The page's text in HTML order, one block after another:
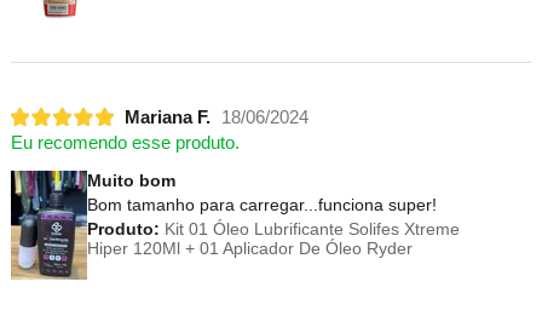
Mariana F.
18/06/2024
Eu recomendo esse produto.
Muito bom
Bom tamanho para carregar...funciona super!
Produto: Kit 01 Óleo Lubrificante Solifes Xtreme
Hiper 120Ml + 01 Aplicador De Óleo Ryder